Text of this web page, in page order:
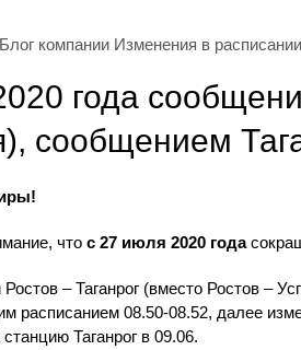
Блог компании Изменения в расписании
года
сообщением
что с 27 июля 2020 года
– Таганрог (вместо Ростов –
расписанием 08.50-08.52, далее
Таганрог в 09.06.